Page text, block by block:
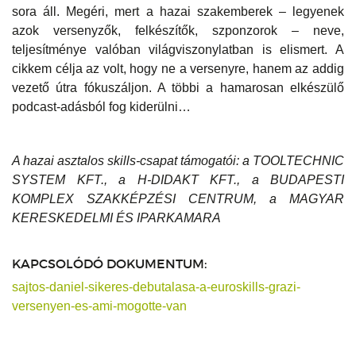
sora áll. Megéri, mert a hazai szakemberek – legyenek
azok versenyzők, felkészítők, szponzorok – neve,
teljesítménye valóban világviszonylatban is elismert. A
cikkem célja az volt, hogy ne a versenyre, hanem az addig
vezető útra fókuszáljon. A többi a hamarosan elkészülő
podcast-adásból fog kiderülni…
A hazai asztalos skills-csapat támogatói: a TOOLTECHNIC
SYSTEM KFT., a H-DIDAKT KFT., a BUDAPESTI
KOMPLEX SZAKKÉPZÉSI CENTRUM, a MAGYAR
KERESKEDELMI ÉS IPARKAMARA
KAPCSOLÓDÓ DOKUMENTUM:
sajtos-daniel-sikeres-debutalasa-a-euroskills-grazi-
versenyen-es-ami-mogotte-van